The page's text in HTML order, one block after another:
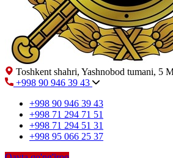
Toshkent shahri, Yashnobod tumani, 5
+998 90 946 39 43
+998 90 946 39 43
+998 71 294 71 51
+998 71 294 51 31
+998 95 066 25 37